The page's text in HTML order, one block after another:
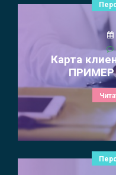
Карта
ПРИМЕР